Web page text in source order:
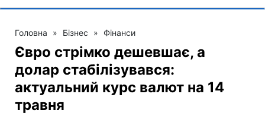
Головна » Бізнес » Фінанси
Євро стрімко дешевшає, а
долар стабілізувався:
актуальний курс валют на 14
травня